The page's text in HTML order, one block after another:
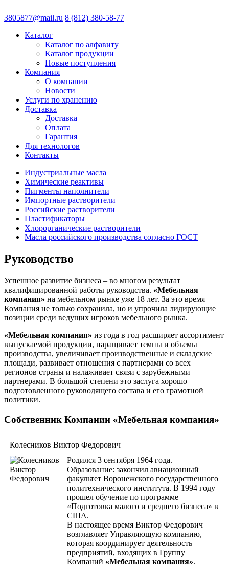
3805877@mail.ru 8 (812) 380-58-77
Каталог
Каталог по алфавиту
Каталог продукции
Новые поступления
Компания
О компании
Новости
Услуги по хранению
Доставка
Доставка
Оплата
Гарантия
Для технологов
Контакты
Индустриальные масла
Химические реактивы
Пигменты наполнители
Импортные растворители
Российские растворители
Пластификаторы
Хлорорганические растворители
Масла российского производства согласно ГОСТ
Руководство
Успешное развитие бизнеса – во многом результат
квалифицированной работы руководства. «Мебельная
компания» на мебельном рынке уже 18 лет. За это время
Компания не только сохранила, но и упрочила лидирующие
позиции среди ведущих игроков мебельного рынка.
«Мебельная компания» из года в год расширяет ассортимент
выпускаемой продукции, наращивает темпы и объемы
производства, увеличивает производственные и складские
площади, развивает отношения с партнерами со всех
регионов страны и налаживает связи с зарубежными
партнерами. В большой степени это заслуга хорошо
подготовленного руководящего состава и его грамотной
политики.
Собственник Компании «Мебельная компания»
Колесников Виктор Федорович
Родился 3 сентября 1964 года.
Образование: закончил авиационный
факультет Воронежского государственного
политехнического института. В 1994 году
прошел обучение по программе
«Подготовка малого и среднего бизнеса» в
США.
В настоящее время Виктор Федорович
возглавляет Управляющую компанию,
которая координирует деятельность
предприятий, входящих в Группу
Компаний «Мебельная компания».